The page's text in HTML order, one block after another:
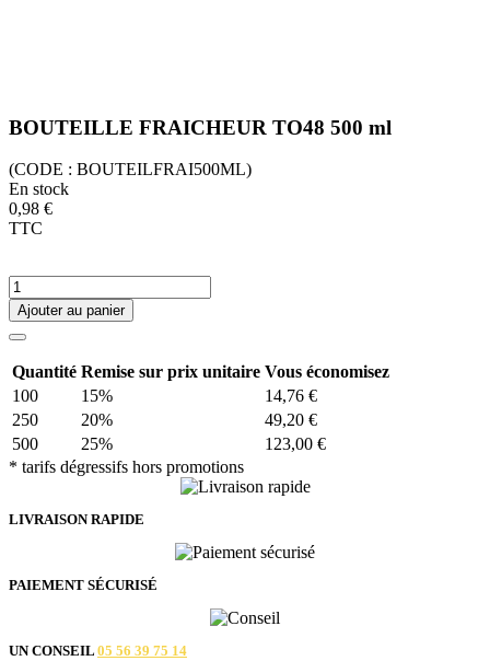
BOUTEILLE FRAICHEUR TO48 500 ml
(CODE : BOUTEILFRAI500ML)
En stock
0,98 €
TTC
Ajouter au panier
Quantité Remise sur prix unitaire Vous économisez
100
15%
14,76 €
250
20%
49,20 €
500
25%
123,00 €
* tarifs dégressifs hors promotions
LIVRAISON RAPIDE
PAIEMENT SÉCURISÉ
UN CONSEIL 05 56 39 75 14